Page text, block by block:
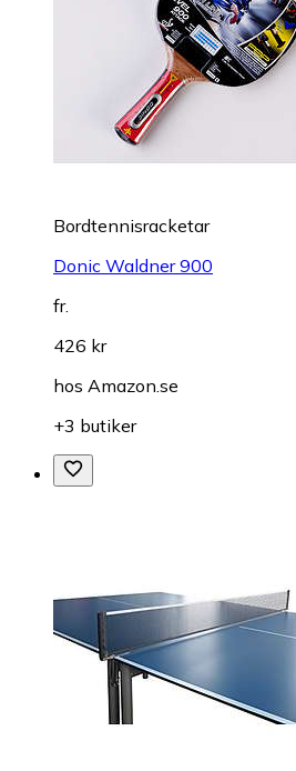
Bordtennisracketar
Donic Waldner 900
fr.
426 kr
hos Amazon.se
+3 butiker